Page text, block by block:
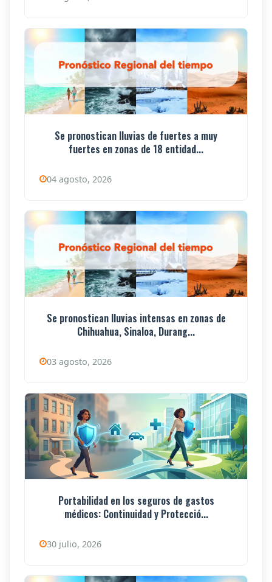
Se pronostican lluvias de fuertes a muy
fuertes en zonas de 18 entidad...
04 agosto, 2026
Se pronostican lluvias intensas en zonas de
Chihuahua, Sinaloa, Durang...
03 agosto, 2026
Portabilidad en los seguros de gastos
médicos: Continuidad y Protecció...
30 julio, 2026